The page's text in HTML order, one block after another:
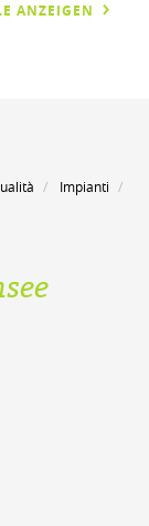
ANZEIGEN
Impianti